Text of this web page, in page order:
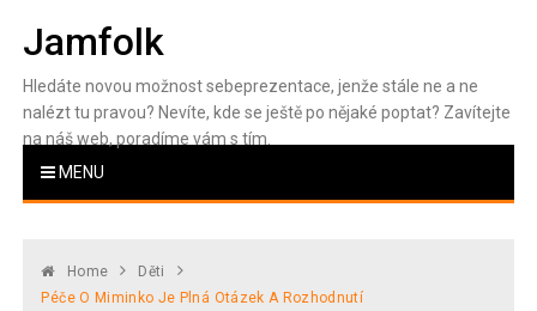
Jamfolk
Hledáte novou možnost sebeprezentace, jenže stále ne a ne
nalézt tu pravou? Nevíte, kde se ještě po nějaké poptat? Zavítejte
na náš web, poradíme vám s tím.
MENU
Home
Děti
Péče O Miminko Je Plná Otázek A Rozhodnutí